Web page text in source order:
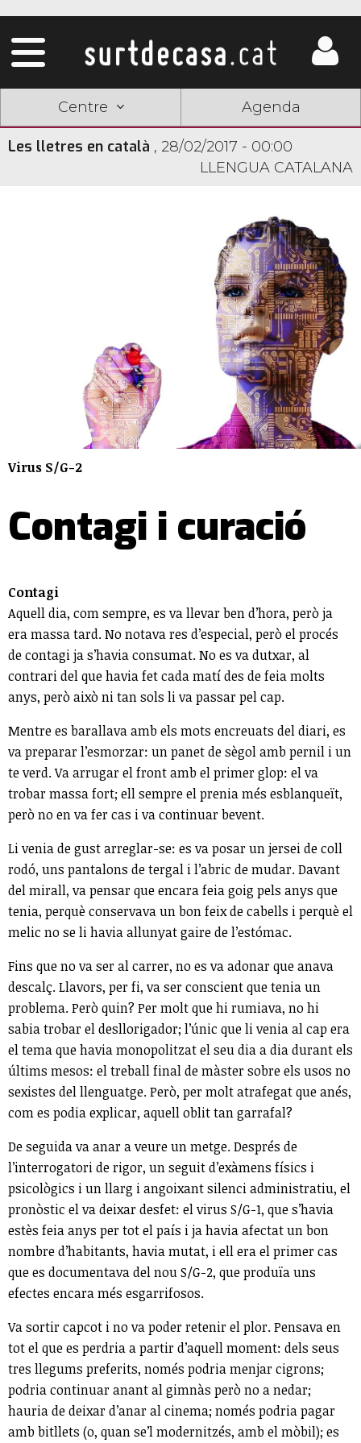
Centre Agenda
Les lletres en català , 28/02/2017 - 00:00
LLENGUA CATALANA
Virus S/G-2
Contagi i curació
Contagi
Aquell dia, com sempre, es va llevar ben d’hora, però ja
era massa tard. No notava res d’especial, però el procés
de contagi ja s’havia consumat. No es va dutxar, al
contrari del que havia fet cada matí des de feia molts
anys, però això ni tan sols li va passar pel cap.
Mentre es barallava amb els mots encreuats del diari, es
va preparar l’esmorzar: un panet de sègol amb pernil i un
te verd. Va arrugar el front amb el primer glop: el va
trobar massa fort; ell sempre el prenia més esblanqueït,
però no en va fer cas i va continuar bevent.
Li venia de gust arreglar-se: es va posar un jersei de coll
rodó, uns pantalons de tergal i l’abric de mudar. Davant
del mirall, va pensar que encara feia goig pels anys que
tenia, perquè conservava un bon feix de cabells i perquè el
melic no se li havia allunyat gaire de l’estómac.
Fins que no va ser al carrer, no es va adonar que anava
descalç. Llavors, per fi, va ser conscient que tenia un
problema. Però quin? Per molt que hi rumiava, no hi
sabia trobar el desllorigador; l’únic que li venia al cap era
el tema que havia monopolitzat el seu dia a dia durant els
últims mesos: el treball final de màster sobre els usos no
sexistes del llenguatge. Però, per molt atrafegat que anés,
com es podia explicar, aquell oblit tan garrafal?
De seguida va anar a veure un metge. Després de
l’interrogatori de rigor, un seguit d’exàmens físics i
psicològics i un llarg i angoixant silenci administratiu, el
pronòstic el va deixar desfet: el virus S/G-1, que s’havia
estès feia anys per tot el país i ja havia afectat un bon
nombre d’habitants, havia mutat, i ell era el primer cas
que es documentava del nou S/G-2, que produïa uns
efectes encara més esgarrifosos.
Va sortir capcot i no va poder retenir el plor. Pensava en
tot el que es perdria a partir d’aquell moment: dels seus
tres llegums preferits, només podria menjar cigrons;
podria continuar anant al gimnàs però no a nedar;
hauria de deixar d’anar al cinema; només podria pagar
amb bitllets (o, quan se’l modernitzés, amb el mòbil); es